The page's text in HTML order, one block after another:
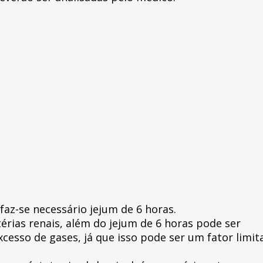
se necessário jejum de 6 horas.
renais, além do jejum de 6 horas pode ser
de gases, já que isso pode ser um fator